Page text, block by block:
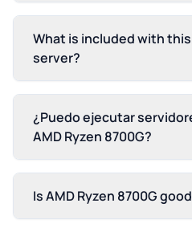
What is included with this
server?
¿Puedo ejecutar
AMD Ryzen 8700G?
Is AMD Ryzen 8700G